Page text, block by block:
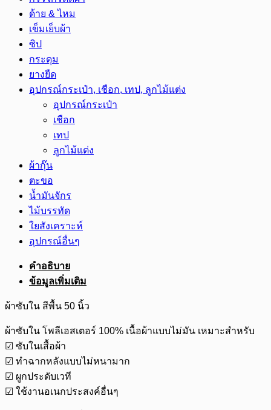
ด้าย & ไหม
เข็มเย็บผ้า
ซิป
กระดุม
ยางยืด
อุปกรณ์กระเป๋า, เชือก, เทป, ลูกไม้แต่ง
อุปกรณ์กระเป๋า
เชือก
เทป
ลูกไม้แต่ง
ผ้ากุ๊น
ตะขอ
น้ำมันจักร
ไม้บรรทัด
ใยสังเคราะห์
อุปกรณ์อื่นๆ
คำอธิบาย
ข้อมูลเพิ่มเติม
ผ้าซับใน สีพื้น 50 นิ้ว
ผ้าซับใน โพลีเอสเตอร์ 100% เนื้อผ้าแบบไม่มัน เหมาะสำหรับ
☑ ซับในเสื้อผ้า
☑ ทำฉากหลังแบบไม่หนามาก
☑ ผูกประดับเวที
☑ ใช้งานอเนกประสงค์อื่นๆ